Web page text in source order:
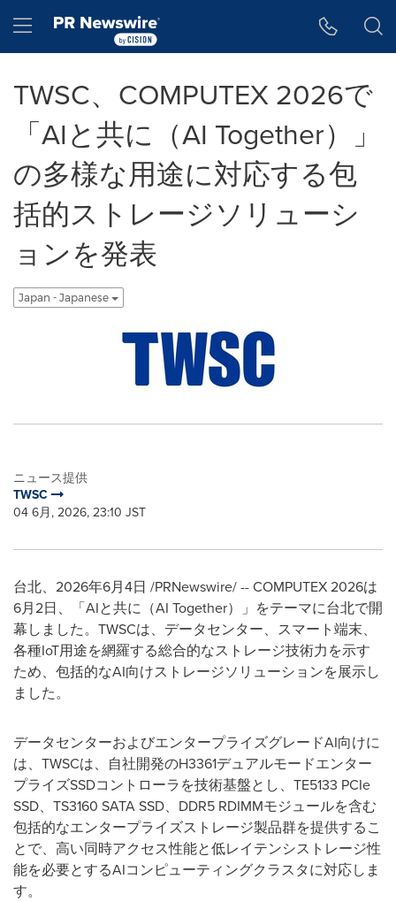
Hamburger menu
TWSC、COMPUTEX 2026で
「AIと共に（AI Together）」
の多様な用途に対応する包
括的ストレージソリューシ
ョンを発表
Japan - Japanese
ニュース提供
TWSC
04 6月, 2026, 23:10 JST
台北、2026年6月4日 /PRNewswire/ -- COMPUTEX 2026は
6月2日、「AIと共に（AI Together）」をテーマに台北で開
幕しました。TWSCは、データセンター、スマート端末、
各種IoT用途を網羅する総合的なストレージ技術力を示す
ため、包括的なAI向けストレージソリューションを展示し
ました。
データセンターおよびエンタープライズグレードAI向けに
は、TWSCは、自社開発のH3361デュアルモードエンター
プライズSSDコントローラを技術基盤とし、TE5133 PCIe
SSD、TS3160 SATA SSD、DDR5 RDIMMモジュールを含む
包括的なエンタープライズストレージ製品群を提供するこ
とで、高い同時アクセス性能と低レイテンシストレージ性
能を必要とするAIコンピューティングクラスタに対応しま
す。